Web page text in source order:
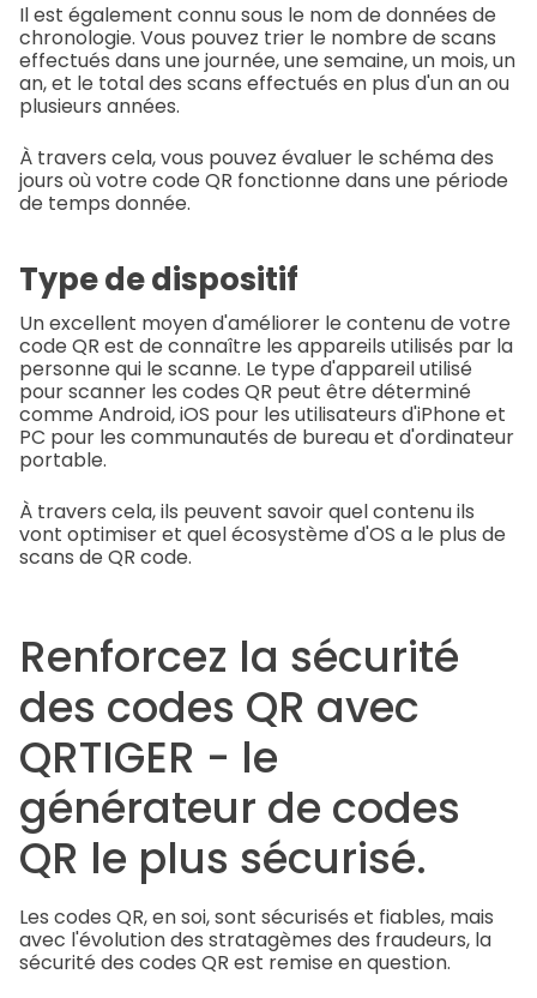
Il est également connu sous le nom de données de
chronologie. Vous pouvez trier le nombre de scans
effectués dans une journée, une semaine, un mois, un
an, et le total des scans effectués en plus d'un an ou
plusieurs années.
À travers cela, vous pouvez évaluer le schéma des
jours où votre code QR fonctionne dans une période
de temps donnée.
Type de dispositif
Un excellent moyen d'améliorer le contenu de votre
code QR est de connaître les appareils utilisés par la
personne qui le scanne. Le type d'appareil utilisé
pour scanner les codes QR peut être déterminé
comme Android, iOS pour les utilisateurs d'iPhone et
PC pour les communautés de bureau et d'ordinateur
portable.
À travers cela, ils peuvent savoir quel contenu ils
vont optimiser et quel écosystème d'OS a le plus de
scans de QR code.
Renforcez la sécurité
des codes QR avec
QRTIGER - le
générateur de codes
QR le plus sécurisé.
Les codes QR, en soi, sont sécurisés et fiables, mais
avec l'évolution des stratagèmes des fraudeurs, la
sécurité des codes QR est remise en question.